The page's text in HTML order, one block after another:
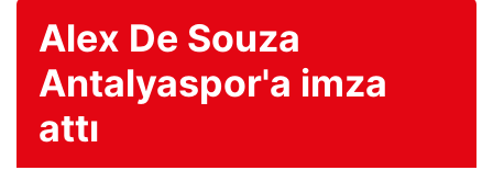
Alex De Souza
Antalyaspor'a imza
attı